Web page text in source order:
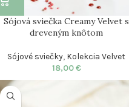
Sójová sviečka Creamy Velvet s
dreveným knôtom
Sójové sviečky, Kolekcia Velvet
18,00€